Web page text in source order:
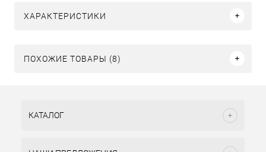
ХАРАКТЕРИСТИКИ
ПОХОЖИЕ ТОВАРЫ (8)
КАТАЛОГ